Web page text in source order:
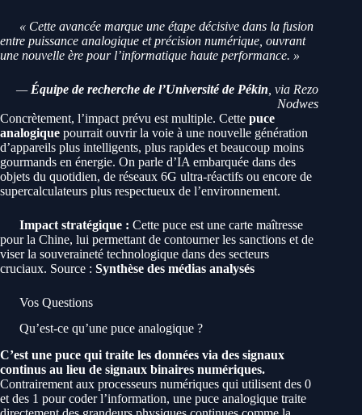
« Cette avancée marque une étape décisive dans la fusion
entre puissance analogique et précision numérique, ouvrant
une nouvelle ère pour l’informatique haute performance. »
— Équipe de recherche de l’Université de Pékin , via Rezo
Nodwes
Concrètement, l’impact prévu est multiple. Cette puce
analogique pourrait ouvrir la voie à une nouvelle génération
d’appareils plus intelligents, plus rapides et beaucoup moins
gourmands en énergie. On parle d’IA embarquée dans des
objets du quotidien, de réseaux 6G ultra-réactifs ou encore de
supercalculateurs plus respectueux de l’environnement.
Impact stratégique : Cette puce est une carte maîtresse
pour la Chine, lui permettant de contourner les sanctions et de
viser la souveraineté technologique dans des secteurs
cruciaux. Source : Synthèse des médias analysés
Vos Questions
Qu’est-ce qu’une puce analogique ?
C’est une puce qui traite les données via des signaux
continus au lieu de signaux binaires numériques.
Contrairement aux processeurs numériques qui utilisent des 0
et des 1 pour coder l’information, une puce analogique traite